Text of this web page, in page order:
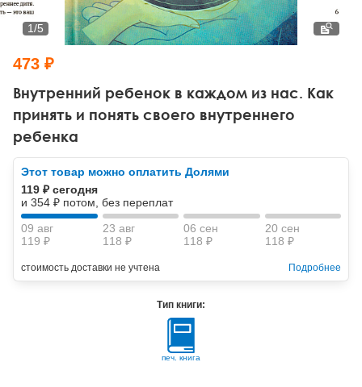
Тревожные расстройства, панические атаки
Психодрама
Другие направления психотерапии
Классический, эриксоновский гипноз и НЛП
НЛП
Психология труда и эргономика
Социальная психология
Социальная и организационная психология
Классический и юнгианский психоанализ
Внутренний ребенок в каждом из нас. Как
принять и понять своего внутреннего
ребенка
1/5
473 ₽
Этот товар можно оплатить Долями
119 ₽ сегодня
и 354 ₽ потом, без переплат
09 авг
119 ₽
23 авг
118 ₽
06 сен
118 ₽
20 сен
118 ₽
стоимость доставки не учтена Подробнее
Тип книги:
печ. книга